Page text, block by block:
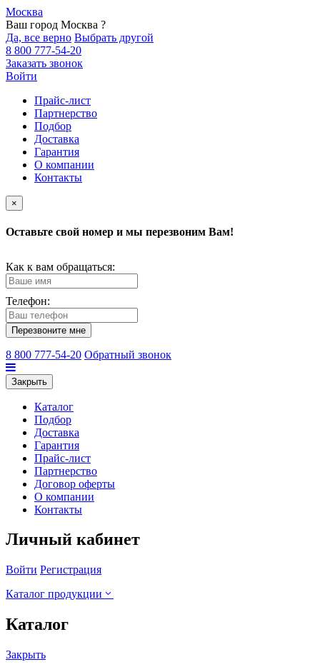
Москва
Ваш город Москва ?
Да, все верно Выбрать другой
8 800 777-54-20
Заказать звонок
Войти
Прайс-лист
Партнерство
Подбор
Доставка
Гарантия
О компании
Контакты
×
Оставьте свой номер и мы перезвоним Вам!
Как к вам обращаться:
Телефон:
Перезвоните мне
8 800 777-54-20 Обратный звонок
Закрыть
Каталог
Подбор
Доставка
Гарантия
Прайс-лист
Партнерство
Договор оферты
О компании
Контакты
Личный кабинет
Войти Регистрация
Каталог продукции
Каталог
Закрыть